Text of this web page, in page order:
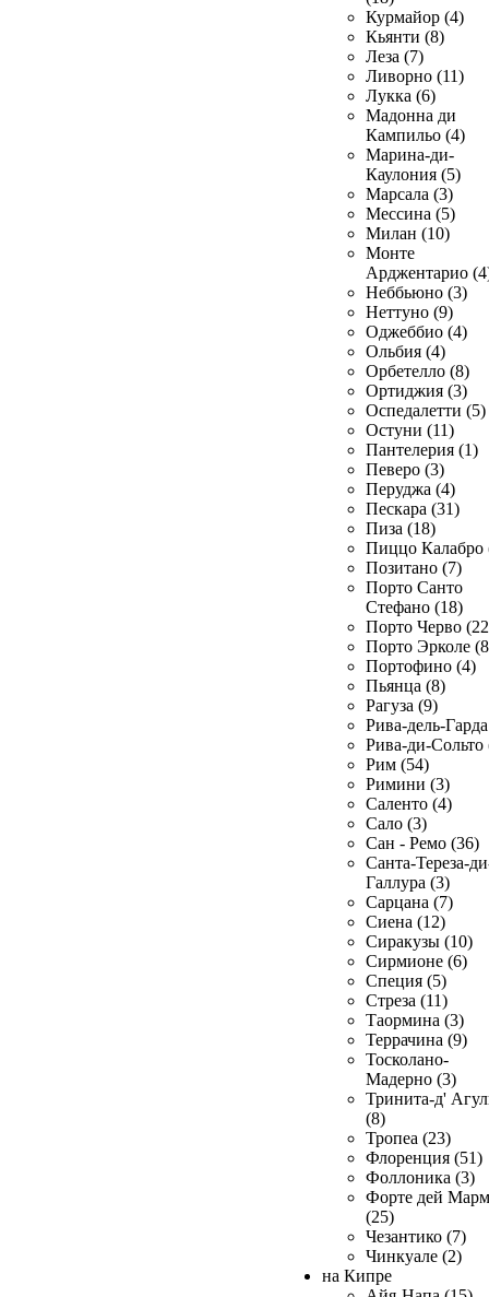
Курмайор (4)
Кьянти (8)
Леза (7)
Ливорно (11)
Лукка (6)
Мадонна ди
Кампильо (4)
Марина-ди-
Каулония (5)
Марсала (3)
Мессина (5)
Милан (10)
Монте
Арджентарио
Неббьюно (3)
Неттуно (9)
Оджеббио (4)
Ольбия (4)
Орбетелло (8)
Ортиджия (3)
Оспедалетти (5)
Остуни (11)
Пантелерия (1)
Певеро (3)
Перуджа (4)
Пескара (31)
Пиза (18)
Пиццо Калабро
Позитано (7)
Порто Санто
Стефано (18)
Порто Черво
Порто Эрколе
Портофино (4)
Пьянца (8)
Рагуза (9)
Рива-дель-
Рива-ди-Сольто
Рим (54)
Римини (3)
Саленто (4)
Сало (3)
Сан - Ремо (36)
Санта-Тереза-
Галлура (3)
Сарцана (7)
Сиена (12)
Сиракузы (10)
Сирмионе (6)
Специя (5)
Стреза (11)
Таормина (3)
Террачина (9)
Тосколано-
Мадерно (3)
Тринита-д'
(8)
Тропеа (23)
Флоренция (51)
Фоллоника (3)
Форте дей
(25)
Чезантико (7)
Чинкуале (2)
на Кипре